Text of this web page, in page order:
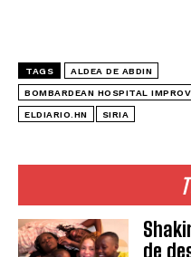
de
TAGS ALDEA DE ABDIN
BOMBARDEAN HOSPITAL
ELDIARIO.HN SIRIA